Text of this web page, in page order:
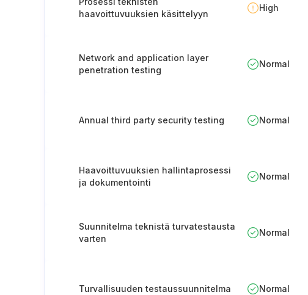
haavoittuvuuksien käsittelyyn
High
Network and application layer
penetration testing
Normal
Annual third party security testing Normal
Haavoittuvuuksien hallintaprosessi
ja dokumentointi
Normal
Suunnitelma teknistä turvatestausta
varten
Normal
Turvallisuuden testaussuunnitelma Normal